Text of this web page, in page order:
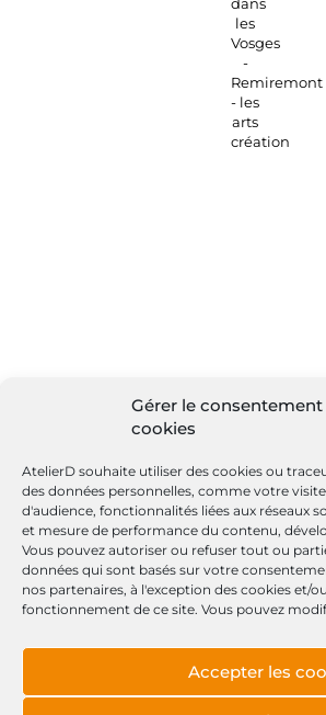
Gérer le consentement
cookies
AtelierD souhaite utiliser des cookies ou
des données personnelles, comme votre
d'audience, fonctionnalités liées aux réseaux
et mesure de performance du contenu,
Vous pouvez autoriser ou refuser tout ou
données qui sont basés sur votre
nos partenaires, à l'exception des cookies et/
fonctionnement de ce site. Vous pouvez
Accepter les